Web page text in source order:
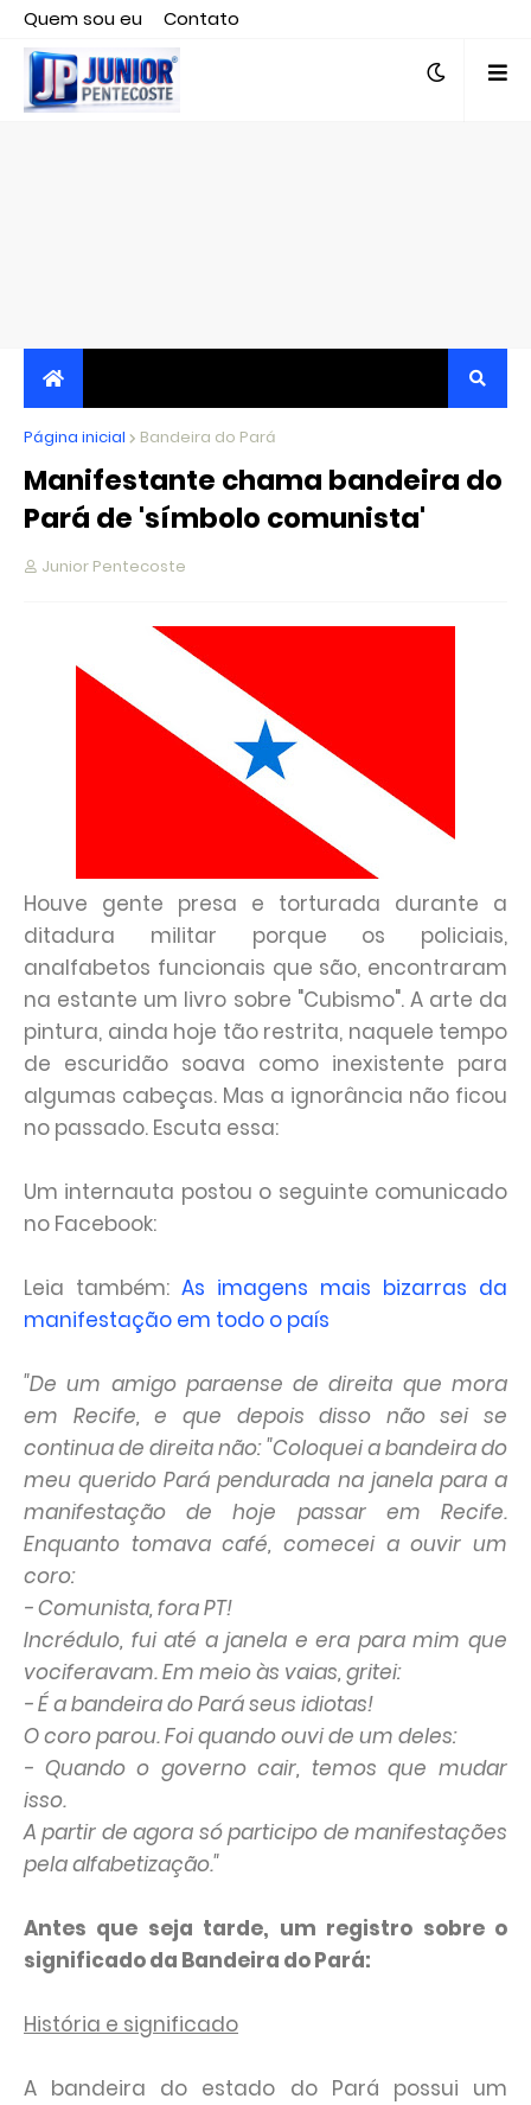
Quem sou eu
Contato
Editor responsável, jornalista Clovis Almeida.
JORNALISMO INDEPENDENTE, TRANSPARENTE E
CRÍTICO
Página inicial Bandeira do Pará
Manifestante chama bandeira do
Pará de 'símbolo comunista'
Junior Pentecoste
Houve gente presa e torturada durante a
ditadura militar porque os policiais,
analfabetos funcionais que são, encontraram
na estante um livro sobre "Cubismo". A arte da
pintura, ainda hoje tão restrita, naquele tempo
de escuridão soava como inexistente para
algumas cabeças. Mas a ignorância não ficou
no passado. Escuta essa:
Um internauta postou o seguinte comunicado
no Facebook:
Leia também: As imagens mais bizarras da
manifestação em todo o país
"De um amigo paraense de direita que mora
em Recife, e que depois disso não sei se
continua de direita não: "Coloquei a bandeira do
meu querido Pará pendurada na janela para a
manifestação de hoje passar em Recife.
Enquanto tomava café, comecei a ouvir um
coro:
- Comunista, fora PT!
Incrédulo, fui até a janela e era para mim que
vociferavam. Em meio às vaias, gritei:
- É a bandeira do Pará seus idiotas!
O coro parou. Foi quando ouvi de um deles:
- Quando o governo cair, temos que mudar
isso.
A partir de agora só participo de manifestações
pela alfabetização."
Antes que seja tarde, um registro sobre o
significado da Bandeira do Pará:
História e significado
A bandeira do estado do Pará possui um